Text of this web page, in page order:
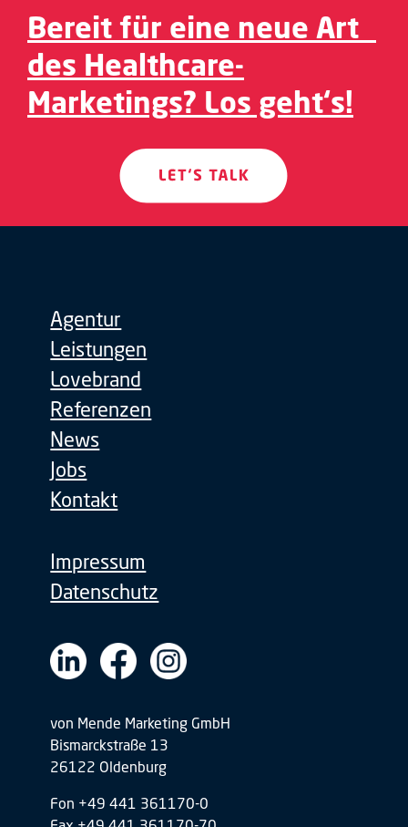
Bereit für eine neue Art
des Healthcare-
Marketings? Los geht‘s!
von Mende Marketing GmbH
Bismarckstraße 13
26122 Oldenburg
Fon +49 441 361170-0
Agentur
Leistungen
Lovebrand
Referenzen
News
Jobs
Kontakt
Impressum
Datenschutz